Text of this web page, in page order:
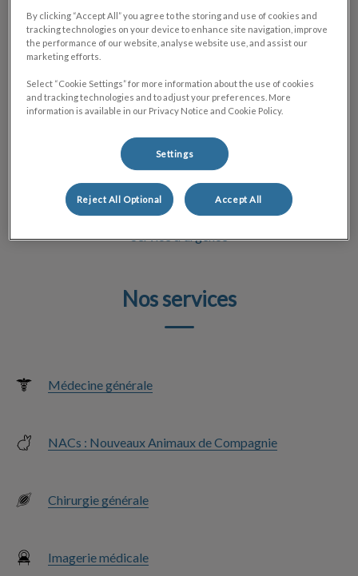
Service d'urgence
Nos services
Médecine générale
NACs : Nouveaux Animaux de Compagnie
Chirurgie générale
Imagerie médicale
By clicking “Accept All” you agree to the storing and use of cookies and
tracking technologies on your device to enhance site navigation, improve
the performance of our website, analyse website use, and assist our
marketing efforts.
Select “Cookie Settings” for more information about the use of cookies
and tracking technologies and to adjust your preferences. More
information is available in our Privacy Notice and Cookie Policy.
Settings
Reject All Optional Accept All